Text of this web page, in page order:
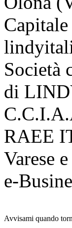
Società
di
RAEE
Varese
e-
Avvisami quando